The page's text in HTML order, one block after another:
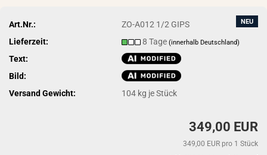
NEU
Art.Nr.:
ZO-A012 1/2 GIPS
Lieferzeit:
8 Tage(innerhalb Deutschland)
Text:
Bild:
Versand Gewicht:
104 kg je Stück
349,00 EUR
349,00 EUR pro 1 Stück